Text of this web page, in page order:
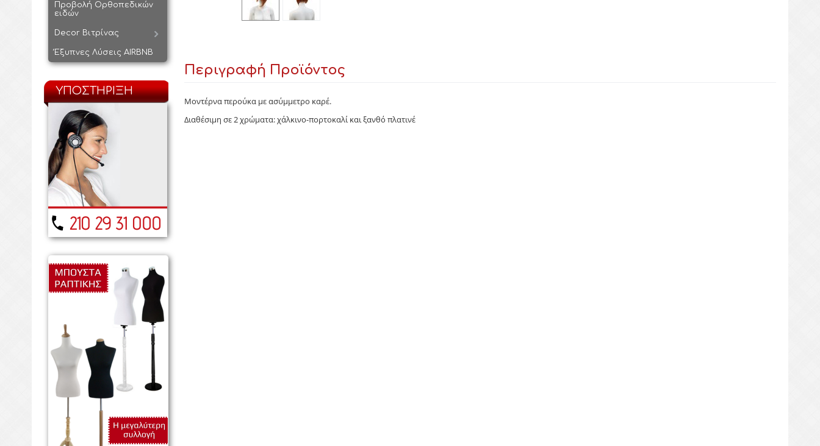
Προβολή Ορθοπεδικών
ειδών
Decor Βιτρίνας
Έξυπνες Λύσεις AIRBNB
ΥΠΟΣΤΗΡΙΞΗ
Περιγραφή Προϊόντος
Μοντέρνα περούκα με ασύμμετρο καρέ.
Διαθέσιμη σε 2 χρώματα: χάλκινο-πορτοκαλί και ξανθό πλατινέ